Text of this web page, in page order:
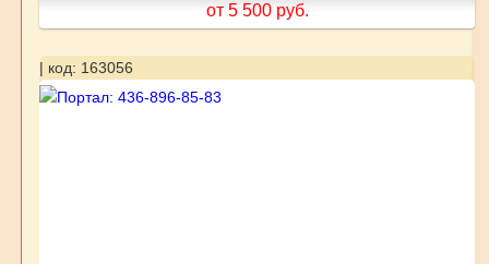
от 5 500 руб.
| код: 163056